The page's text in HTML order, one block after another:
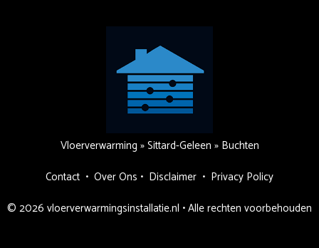
Vloerverwarming »Sittard-Geleen » Buchten
Contact • Over Ons • Disclaimer • Privacy Policy
© 2026 vloerverwarmingsinstallatie.nl • Alle rechten voorbehouden